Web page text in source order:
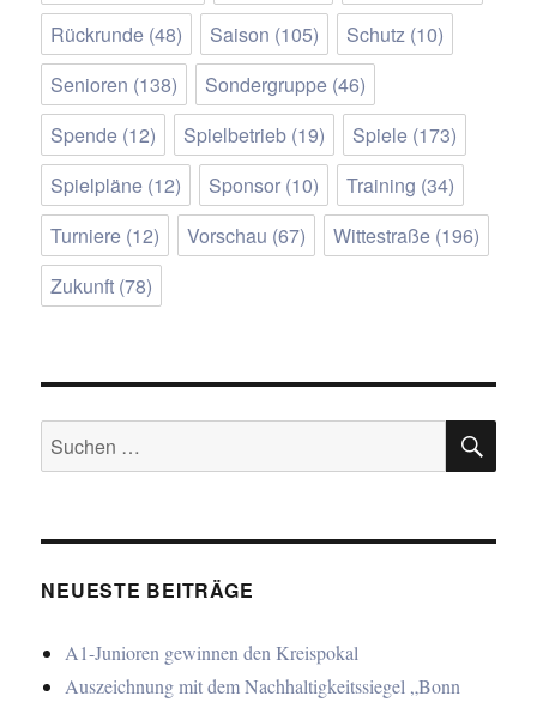
Rückrunde (48) Saison (105) Schutz (10)
Senioren (138) Sondergruppe (46)
Spende (12) Spielbetrieb (19) Spiele (173)
Spielpläne (12) Sponsor (10) Training (34)
Turniere (12) Vorschau (67) Wittestraße (196)
Zukunft (78)
Suchen
nach:
NEUESTE BEITRÄGE
A1-Junioren gewinnen den Kreispokal
Auszeichnung mit dem Nachhaltigkeitssiegel „Bonn